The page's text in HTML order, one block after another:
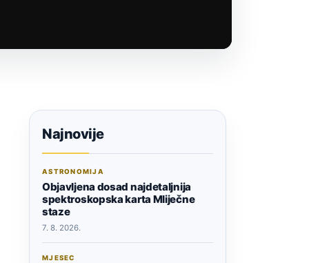
Najnovije
ASTRONOMIJA
Objavljena dosad najdetaljnija
spektroskopska karta Mliječne
staze
7. 8. 2026.
MJESEC